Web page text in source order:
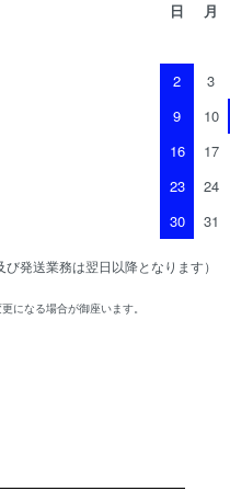
日 月
2
3
9
10
16
17
23
24
30
31
発送業務は翌日以降となります）
になる場合が御座います。